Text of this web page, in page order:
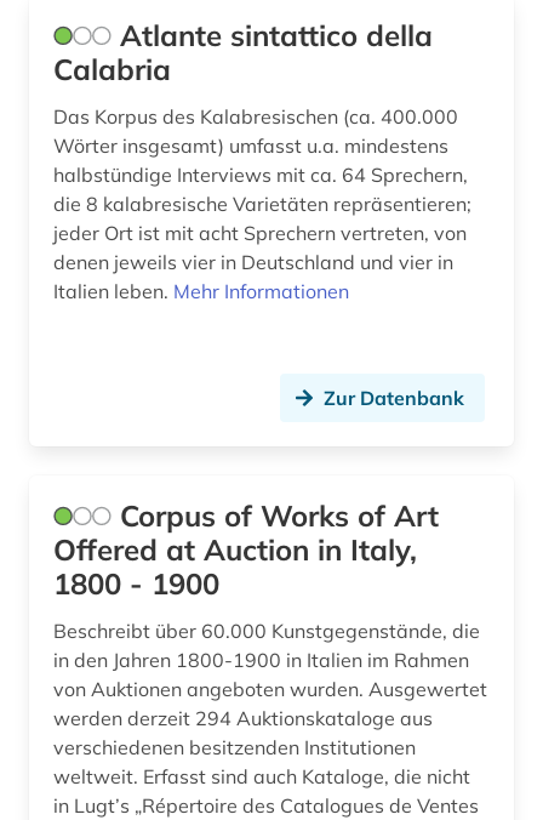
Atlante sintattico della
Calabria
Das Korpus des Kalabresischen (ca. 400.000
Wörter insgesamt) umfasst u.a. mindestens
halbstündige Interviews mit ca. 64 Sprechern,
die 8 kalabresische Varietäten repräsentieren;
jeder Ort ist mit acht Sprechern vertreten, von
denen jeweils vier in Deutschland und vier in
Italien leben. Mehr Informationen
Zur Datenbank
Corpus of Works of Art
Offered at Auction in Italy,
1800 - 1900
Beschreibt über 60.000 Kunstgegenstände, die
in den Jahren 1800-1900 in Italien im Rahmen
von Auktionen angeboten wurden. Ausgewertet
werden derzeit 294 Auktionskataloge aus
verschiedenen besitzenden Institutionen
weltweit. Erfasst sind auch Kataloge, die nicht
in Lugt’s „Répertoire des Catalogues de Ventes